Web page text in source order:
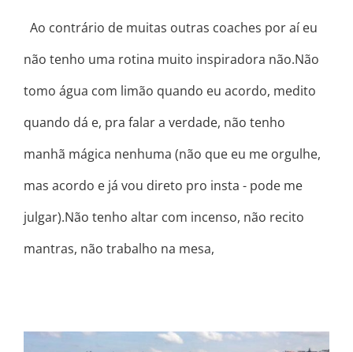
Ao contrário de muitas outras coaches por aí eu
não tenho uma rotina muito inspiradora não.Não
tomo água com limão quando eu acordo, medito
quando dá e, pra falar a verdade, não tenho
manhã mágica nenhuma (não que eu me orgulhe,
mas acordo e já vou direto pro insta - pode me
julgar).Não tenho altar com incenso, não recito
mantras, não trabalho na mesa,